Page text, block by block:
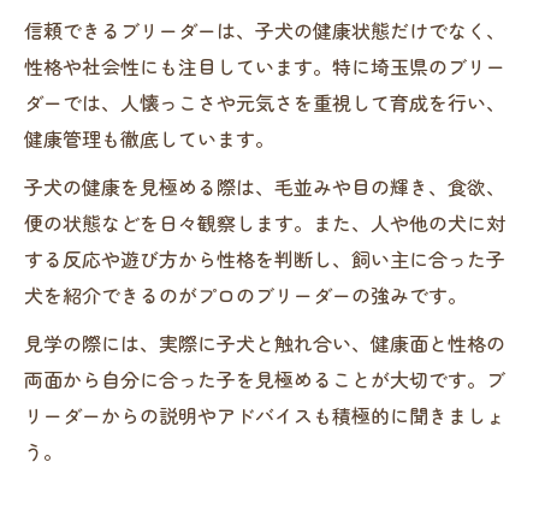
信頼できるブリーダーは、子犬の健康状態だけでなく、
性格や社会性にも注目しています。特に埼玉県のブリー
ダーでは、人懐っこさや元気さを重視して育成を行い、
健康管理も徹底しています。
子犬の健康を見極める際は、毛並みや目の輝き、食欲、
便の状態などを日々観察します。また、人や他の犬に対
する反応や遊び方から性格を判断し、飼い主に合った子
犬を紹介できるのがプロのブリーダーの強みです。
見学の際には、実際に子犬と触れ合い、健康面と性格の
両面から自分に合った子を見極めることが大切です。ブ
リーダーからの説明やアドバイスも積極的に聞きましょ
う。